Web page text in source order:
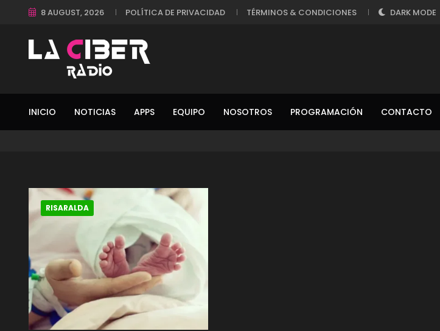
8 AUGUST, 2026 POLÍTICA DE PRIVACIDAD TÉRMINOS & CONDICIONES DARK MODE
INICIO NOTICIAS APPS EQUIPO NOSOTROS PROGRAMACIÓN CONTACTO
RISARALDA